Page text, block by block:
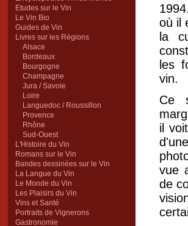
Etudes sur le Vin
Le Vin Bio
Guides de Vin
Livres sur les Régions
Alsace
Bordeaux
Bourgogne
Champagne
Jura / Savoie
Loire
Languedoc / Roussillon
Provence
Rhône
Sud-Ouest
L'Histoire du Vin
Romans sur le Vin
Bandes dessinées sur le Vin
La Langue du Vin
Le Monde du Vin
Les Plaisirs du Vin
Vins et Santé
Portraits de Vignerons
Gastronomie
où il
la
les
vin.
Ce
il
vue
de